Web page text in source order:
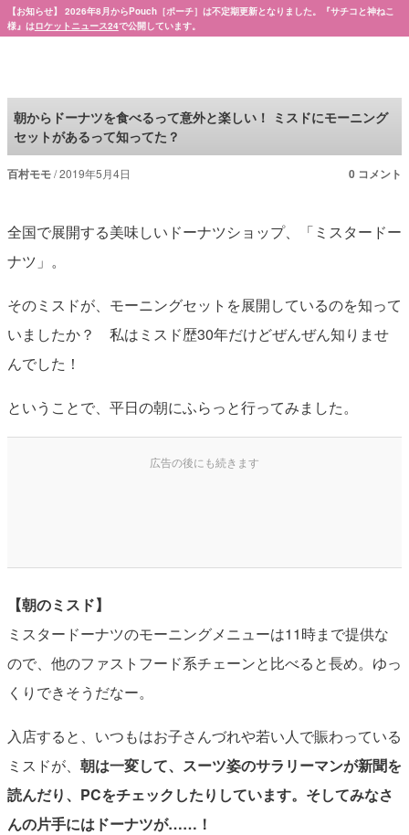
【お知らせ】 2026年8月からPouch［ポーチ］は不定期更新となりました。『サチコと神ねこ
様』はロケットニュース24で公開しています。
朝からドーナツを食べるって意外と楽しい！ ミスドにモーニング
セットがあるって知ってた？
百村モモ 2019年5月4日 0 コメント
全国で展開する美味しいドーナツショップ、「ミスタードー
ナツ」。
そのミスドが、モーニングセットを展開しているのを知って
いましたか？ 私はミスド歴30年だけどぜんぜん知りませ
んでした！
ということで、平日の朝にふらっと行ってみました。
【朝のミスド】
ミスタードーナツのモーニングメニューは11時まで提供な
ので、他のファストフード系チェーンと比べると長め。ゆっ
くりできそうだなー。
入店すると、いつもはお子さんづれや若い人で賑わっている
ミスドが、 朝は一変して、スーツ姿のサラリーマンが新聞を
読んだり、PCをチェックしたりしています。そしてみなさ
んの片手にはドーナツが……！